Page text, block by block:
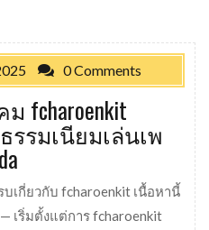
0 Comments
ม fcharoenkit
รรมเนียมเล่นเพ
กี่ยวกับ fcharoenkit เนื้อหานี้
เริ่มตั้งแต่การ fcharoenkit